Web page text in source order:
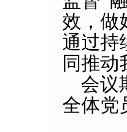
效，做
通过持
同推动
会议
全体党